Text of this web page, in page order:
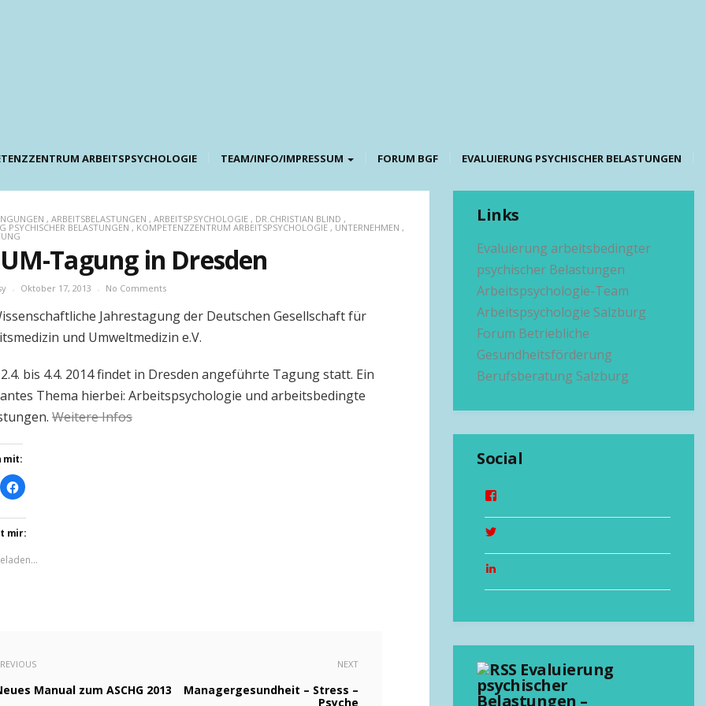
ARBEITSPSYCHOLOGIE TEAM/INFO/IMPRESSUM FORUM BGF EVALUIERUNG PSYCHISCHER BELASTUNGEN
, ARBEITSBELASTUNGEN , ARBEITSPSYCHOLOGIE , DR.CHRISTIAN BLIND ,
PSYCHISCHER BELASTUNGEN , KOMPETENZZENTRUM ARBEITSPSYCHOLOGIE , UNTERNEHMEN ,
Tagung in Dresden
Oktober 17, 2013 No Comments
Jahrestagung der Deutschen Gesellschaft für
und Umweltmedizin e.V.
bis 4.4. 2014 findet in Dresden angeführte Tagung statt. Ein
Thema hierbei: Arbeitspsychologie und arbeitsbedingte
Weitere Infos
mit:
Klick,
um
zu
teilen
(Wird
neuem
mir:
Manual zum ASCHG 2013
NEXT
Managergesundheit – Stress –
Psyche
Links
Evaluierung arbeitsbedingter
psychischer Belastungen
Arbeitspsychologie-Team
Arbeitspsychologie Salzburg
Forum Betriebliche
Gesundheitsförderung
Berufsberatung Salzburg
Social
Evaluierung
psychischer
Belastungen –